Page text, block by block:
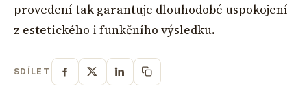
provedení tak garantuje dlouhodobé uspokojení
z estetického i funkčního výsledku.
SDÍLET